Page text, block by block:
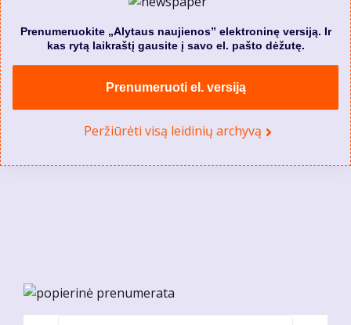
Prenumeruokite „Alytaus naujienos” elektroninę versiją. Ir
kas rytą laikraštį gausite į savo el. pašto dėžutę.
Prenumeruoti el. versiją
Peržiūrėti visą leidinių archyvą